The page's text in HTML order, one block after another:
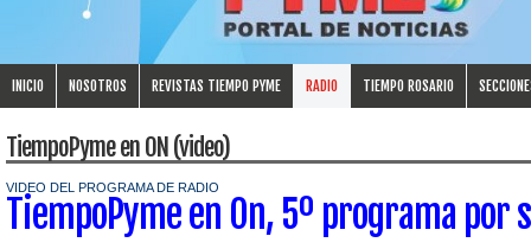
INICIO NOSOTROS REVISTAS TIEMPO PYME RADIO TIEMPO ROSARIO
TiempoPyme en ON (video)
VIDEO DEL PROGRAMA DE RADIO
TiempoPyme en On, 5º programa por